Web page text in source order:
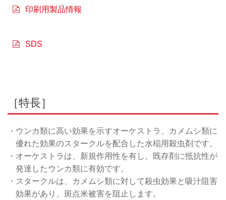
印刷用製品情報
SDS
［特長］
・ウンカ類に高い効果を示すオーケストラ、カメムシ類に
優れた効果のスタークルを配合した水稲用殺虫剤です。
・オーケストラは、新規作用性を有し、既存剤に抵抗性が
発達したウンカ類に有効です。
・スタークルは、カメムシ類に対して殺虫効果と吸汁阻害
効果があり、斑点米被害を阻止します。